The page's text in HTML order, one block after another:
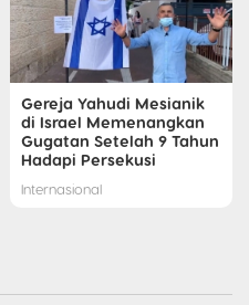
Gereja Yahudi Mesianik
di Israel Memenangkan
Gugatan Setelah 9 Tahun
Hadapi Persekusi
Internasional